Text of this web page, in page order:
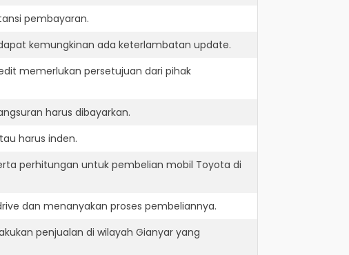
pembayaran.
kemungkinan ada keterlambatan update.
memerlukan persetujuan dari pihak
harus dibayarkan.
harus inden.
perhitungan untuk pembelian mobil Toyota di
dan menanyakan proses pembeliannya.
penjualan di wilayah Gianyar yang